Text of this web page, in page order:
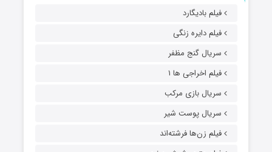
فیلم بادیگارد
فیلم دایره زنگی
سریال گنج مظفر
فیلم اخراجی ها ۱
سریال بازی مرکب
سریال پوست شیر
فیلم زن‌ها فرشته‌اند